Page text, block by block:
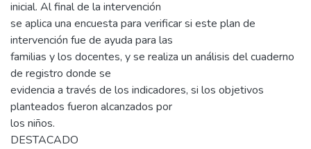
inicial. Al final de la intervención
se aplica una encuesta para verificar si este plan de
intervención fue de ayuda para las
familias y los docentes, y se realiza un análisis del cuaderno
de registro donde se
evidencia a través de los indicadores, si los objetivos
planteados fueron alcanzados por
los niños.
DESTACADO